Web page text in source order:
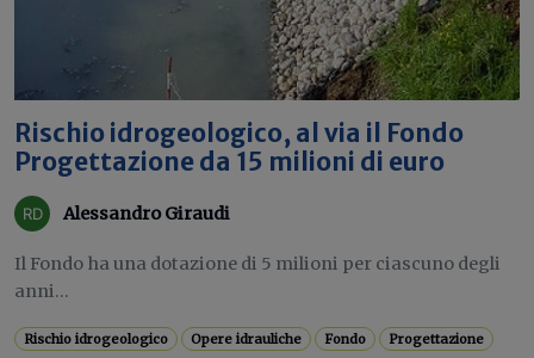
Rischio idrogeologico, al via il Fondo
Progettazione da 15 milioni di euro
Alessandro Giraudi
Il Fondo ha una dotazione di 5 milioni per ciascuno degli
anni...
Rischio idrogeologico Opere idrauliche Fondo Progettazione